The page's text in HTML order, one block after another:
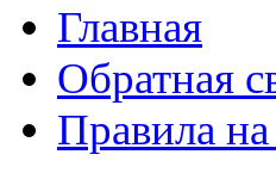
Главная
Обратная
Правила на